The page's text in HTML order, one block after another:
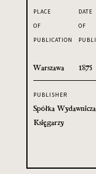
PLACE
OF
PUBLICATION
Warszawa
DATE
OF
1875
PUBLISHER
Spółka Wydawnicza
Księgarzy